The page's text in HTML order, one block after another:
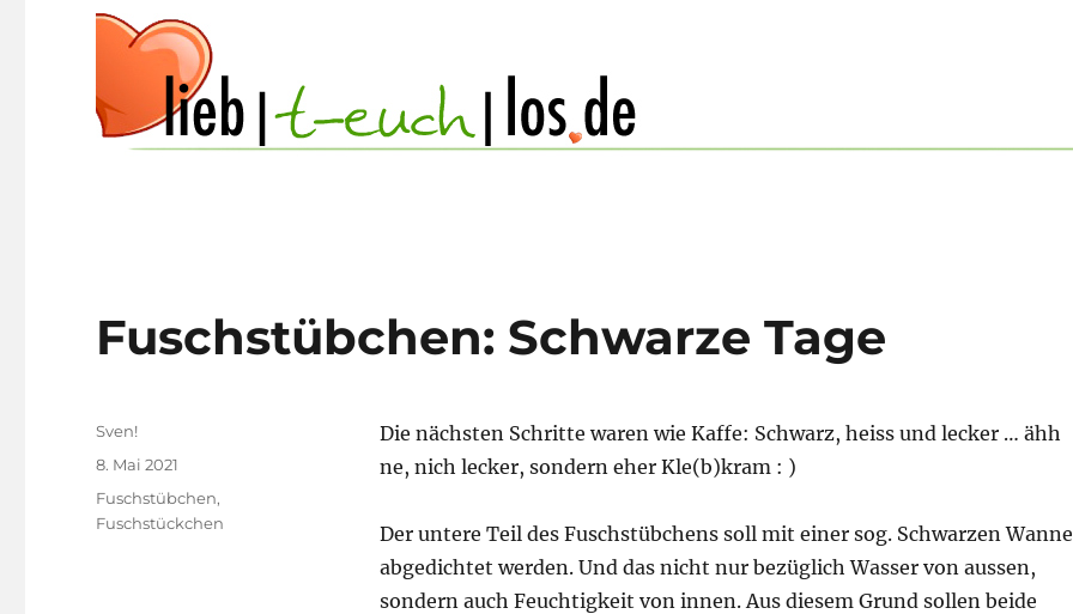
Fuschstübchen: Schwarze Tage
Die nächsten Schritte waren wie Kaffe: Schwarz, heiss und lecker … ähh
ne, nich lecker, sondern eher Kle(b)kram : )
Der untere Teil des Fuschstübchens soll mit einer sog. Schwarzen Wanne
abgedichtet werden. Und das nicht nur bezüglich Wasser von aussen,
sondern auch Feuchtigkeit von innen. Aus diesem Grund sollen beide
Autor
Sven!
Veröffentlicht
8. Mai 2021
Kategorien
Fuschstübchen,
Fuschstückchen